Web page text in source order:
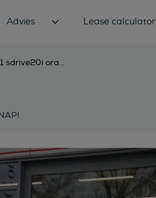
Advies Lease calculator
bmw x1 sdrive20i orange edition ii trekhaak nl-auto nap!